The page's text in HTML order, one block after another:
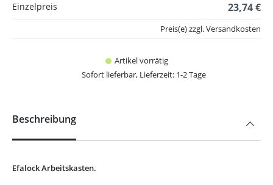
Einzelpreis
23,74 €
Artikel vorrätig
Sofort lieferbar, Lieferzeit: 1-2 Tage
Preis(e) zzgl. Versandkosten
Beschreibung
Efalock Arbeitskasten.